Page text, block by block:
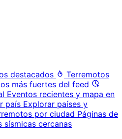
destacados
Terremotos
más fuertes del feed
Eventos recientes y mapa en
país Explorar países y
por ciudad Páginas de
sísmicas cercanas